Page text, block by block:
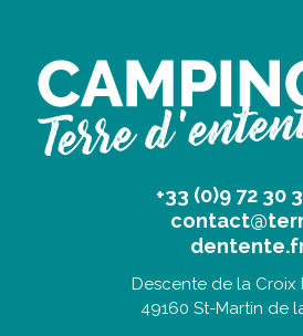
+33 (0)9 72 30
Descente de la Croix
49160 St-Martin de